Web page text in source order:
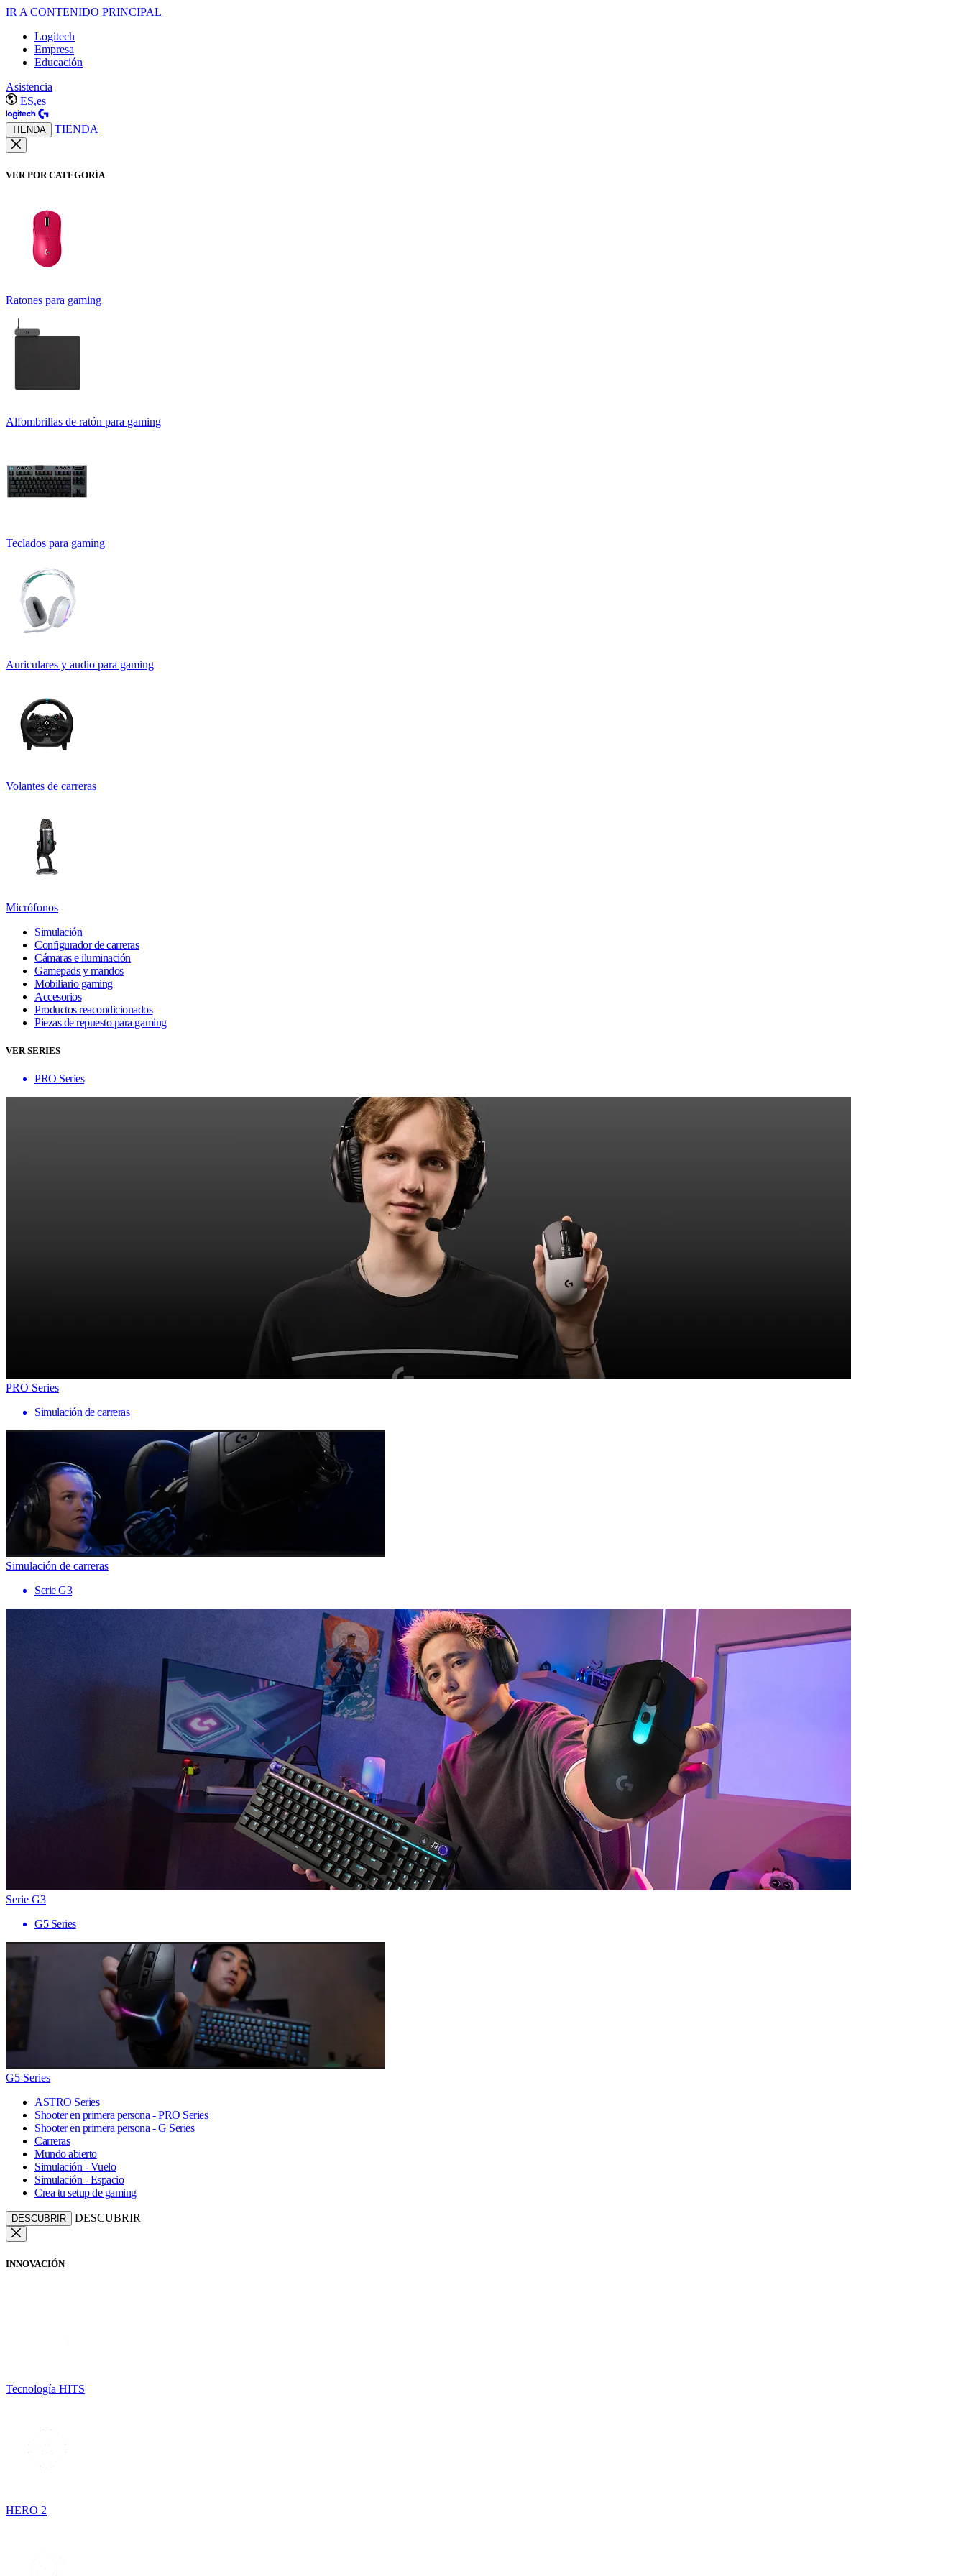
IR A CONTENIDO PRINCIPAL
Logitech
Empresa
Educación
Asistencia
ES,es
TIENDA TIENDA
VER POR CATEGORÍA
Ratones para gaming
Alfombrillas de ratón para gaming
Teclados para gaming
Auriculares y audio para gaming
Volantes de carreras
Micrófonos
Simulación
Configurador de carreras
Cámaras e iluminación
Gamepads y mandos
Mobiliario gaming
Accesorios
Productos reacondicionados
Piezas de repuesto para gaming
VER SERIES
PRO Series
PRO Series
Simulación de carreras
Simulación de carreras
Serie G3
Serie G3
G5 Series
G5 Series
ASTRO Series
Shooter en primera persona - PRO Series
Shooter en primera persona - G Series
Carreras
Mundo abierto
Simulación - Vuelo
Simulación - Espacio
Crea tu setup de gaming
DESCUBRIR DESCUBRIR
INNOVACIÓN
Tecnología HITS
HERO 2